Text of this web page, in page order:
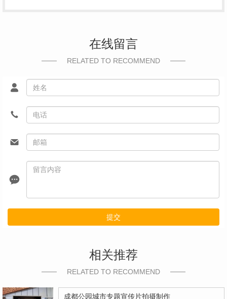
在线留言
RELATED TO RECOMMEND
提交
相关推荐
RELATED TO RECOMMEND
成都公园城市专题宣传片拍摄制作